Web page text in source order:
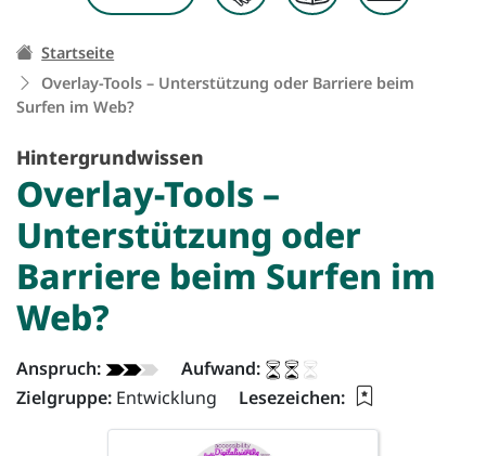
Ihr Weg zu dieser Seite:
Startseite
Overlay-Tools – Unterstützung oder Barriere beim
Surfen im Web?
Hintergrundwissen
Overlay-Tools –
Unterstützung oder
Barriere beim Surfen im
Web?
Artikel - Info:
Anspruch:
Aufwand:
Zielgruppe: Entwicklung Lesezeichen: